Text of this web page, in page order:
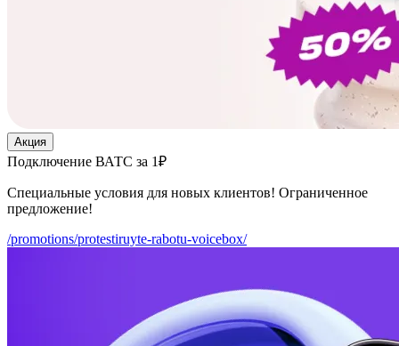
Акция
Подключение ВАТС за 1₽
Специальные условия для новых клиентов! Ограниченное
предложение!
/promotions/protestiruyte-rabotu-voicebox/